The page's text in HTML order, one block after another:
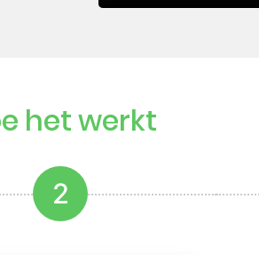
het werkt
2